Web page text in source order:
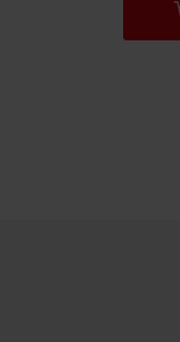
IN DEN